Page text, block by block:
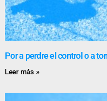
Por a perdre el control o a
Leer más »